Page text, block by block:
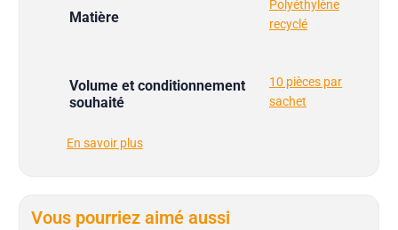
Matière
Polyéthylène
recyclé
Volume et conditionnement
souhaité
10 pièces par
sachet
En savoir plus
Vous pourriez aimé aussi